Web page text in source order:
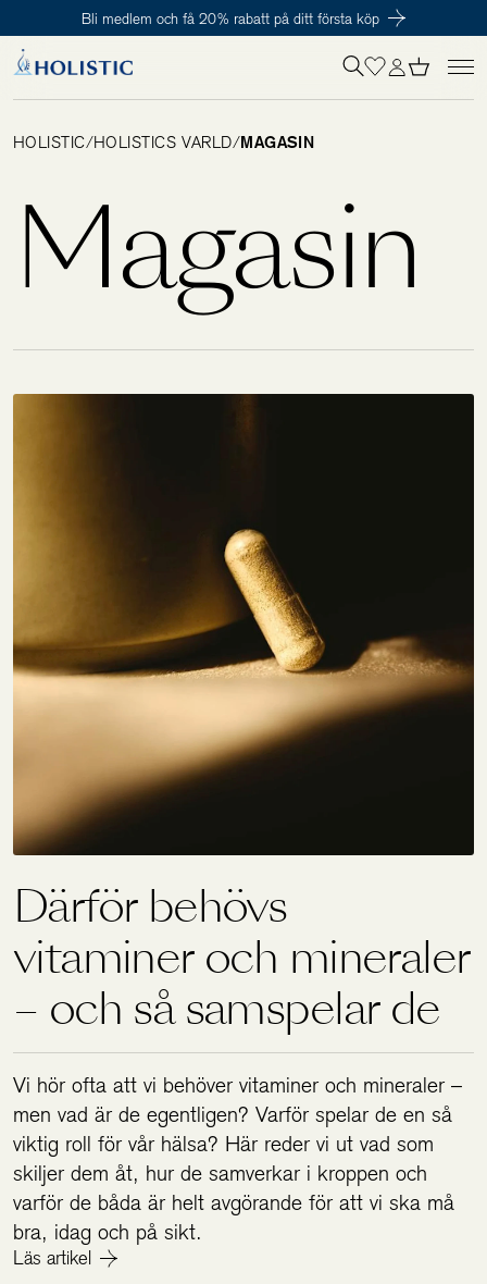
Bli medlem och få 20% rabatt på ditt första köp
Kosttillskott
Utbildning
Tillagd i varukorgen Till kassan
För att påbörja en prenumeration hos oss så behöver du vara medlem i
Holistic Club. Det är helt kostnadsfritt.
HOLISTIC/HOLISTICS VÄRLD/MAGASIN
Magasin
Därför behövs
vitaminer och mineraler
– och så samspelar de
Vi hör ofta att vi behöver vitaminer och mineraler –
men vad är de egentligen? Varför spelar de en så
viktig roll för vår hälsa? Här reder vi ut vad som
skiljer dem åt, hur de samverkar i kroppen och
varför de båda är helt avgörande för att vi ska må
bra, idag och på sikt.
Läs artikel